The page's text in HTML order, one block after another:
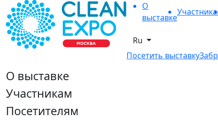
О
выставке
Ru
Посетить выставку
О выставке
Участникам
Посетителям